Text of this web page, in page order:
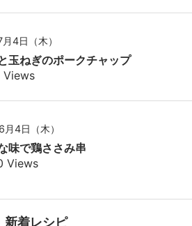
4日（木）
玉ねぎのポークチャップ
Views
4日（木）
味で鶏ささみ串
Views
新着レシピ